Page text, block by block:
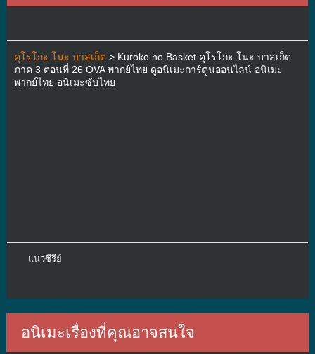
คุโรโกะ โนะ บาสเก็ต > Kuroko no Basket คุโรโกะ โนะ บาสเก็ต
ภาค 3 ตอนที่ 26 OVA พากย์ไทย ดูอนิเมะการ์ตูนออนไลน์ อนิเมะ
พากย์ไทย อนิเมะซับไทย
แนวซีรีย์
อนิเมะเรื่องที่คุณอาจสนใจ